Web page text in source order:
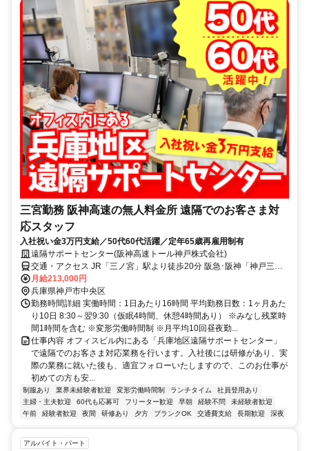
三宮勤務 阪神高速の無人料金所 遠隔でのお客さま対
応スタッフ
入社祝い金3万円支給／50代60代活躍／定年65歳再雇用制有
遠隔サポートセンター(阪神高速トール神戸株式会社)
交通・アクセス JR「三ノ宮」駅より徒歩20分 阪急･阪神「神戸三
宮」駅より徒歩20分 地下鉄海岸線「三宮・花時計前」駅より徒歩15
分 地下鉄海岸線「旧居留地・大丸前」駅より徒歩15分
月給213,000円
兵庫県神戸市中央区
勤務時間詳細 実働時間：1日あたり16時間 平均勤務日数：1ヶ月あた
り10日 8:30～翌9:30（仮眠4時間、休憩4時間あり） ※みなし残業時
間1時間を含む ※変形労働時間制 ※月平均10回昼夜勤...
仕事内容 オフィスビル内にある「兵庫地区遠隔サポートセンター」
で遠隔でのお客さま対応業務を行います。入社後には研修があり、実
際の業務に就いた後も、適宜フォローいたしますので、このお仕事が
初めての方も安...
制服あり 業界未経験者歓迎 変形労働時間制 ランチタイム
社員登用あり
主婦・主夫歓迎
60代も応募可 フリーター歓迎 早朝 経験不問
未経験者歓迎
午前
経験者歓迎 夜間 研修あり 夕方 ブランクOK 交通費支給 長期歓迎 深夜
アルバイト・パート